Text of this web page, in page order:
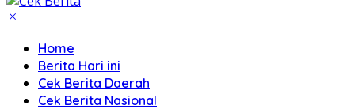
Home
Berita Hari ini
Cek Berita Daerah
Cek Berita Nasional